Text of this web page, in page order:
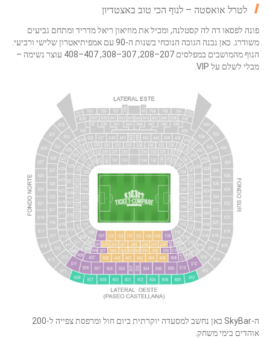
לטרל אואסטה – לנוף הכי טוב באצטדיון
פונה לפסאו דה לה קסטלנה, ומכיל את מוזיאון ריאל מדריד ומתחם גביעים
משודרג. כאן נבנה הגובה הנוכחי בשנות ה-90 עם אמפיתיאטרון שלישי ורביעי.
הנוף מהמושבים במפלסים 207–208, 307–308, 407–408 עוצר נשימה –
מבלי לשלם על VIP.
ה-SkyBar כאן נחשב למסעדה יוקרתית ביום חול ומרפסת צפייה ל-200
אוהדים בימי משחק.